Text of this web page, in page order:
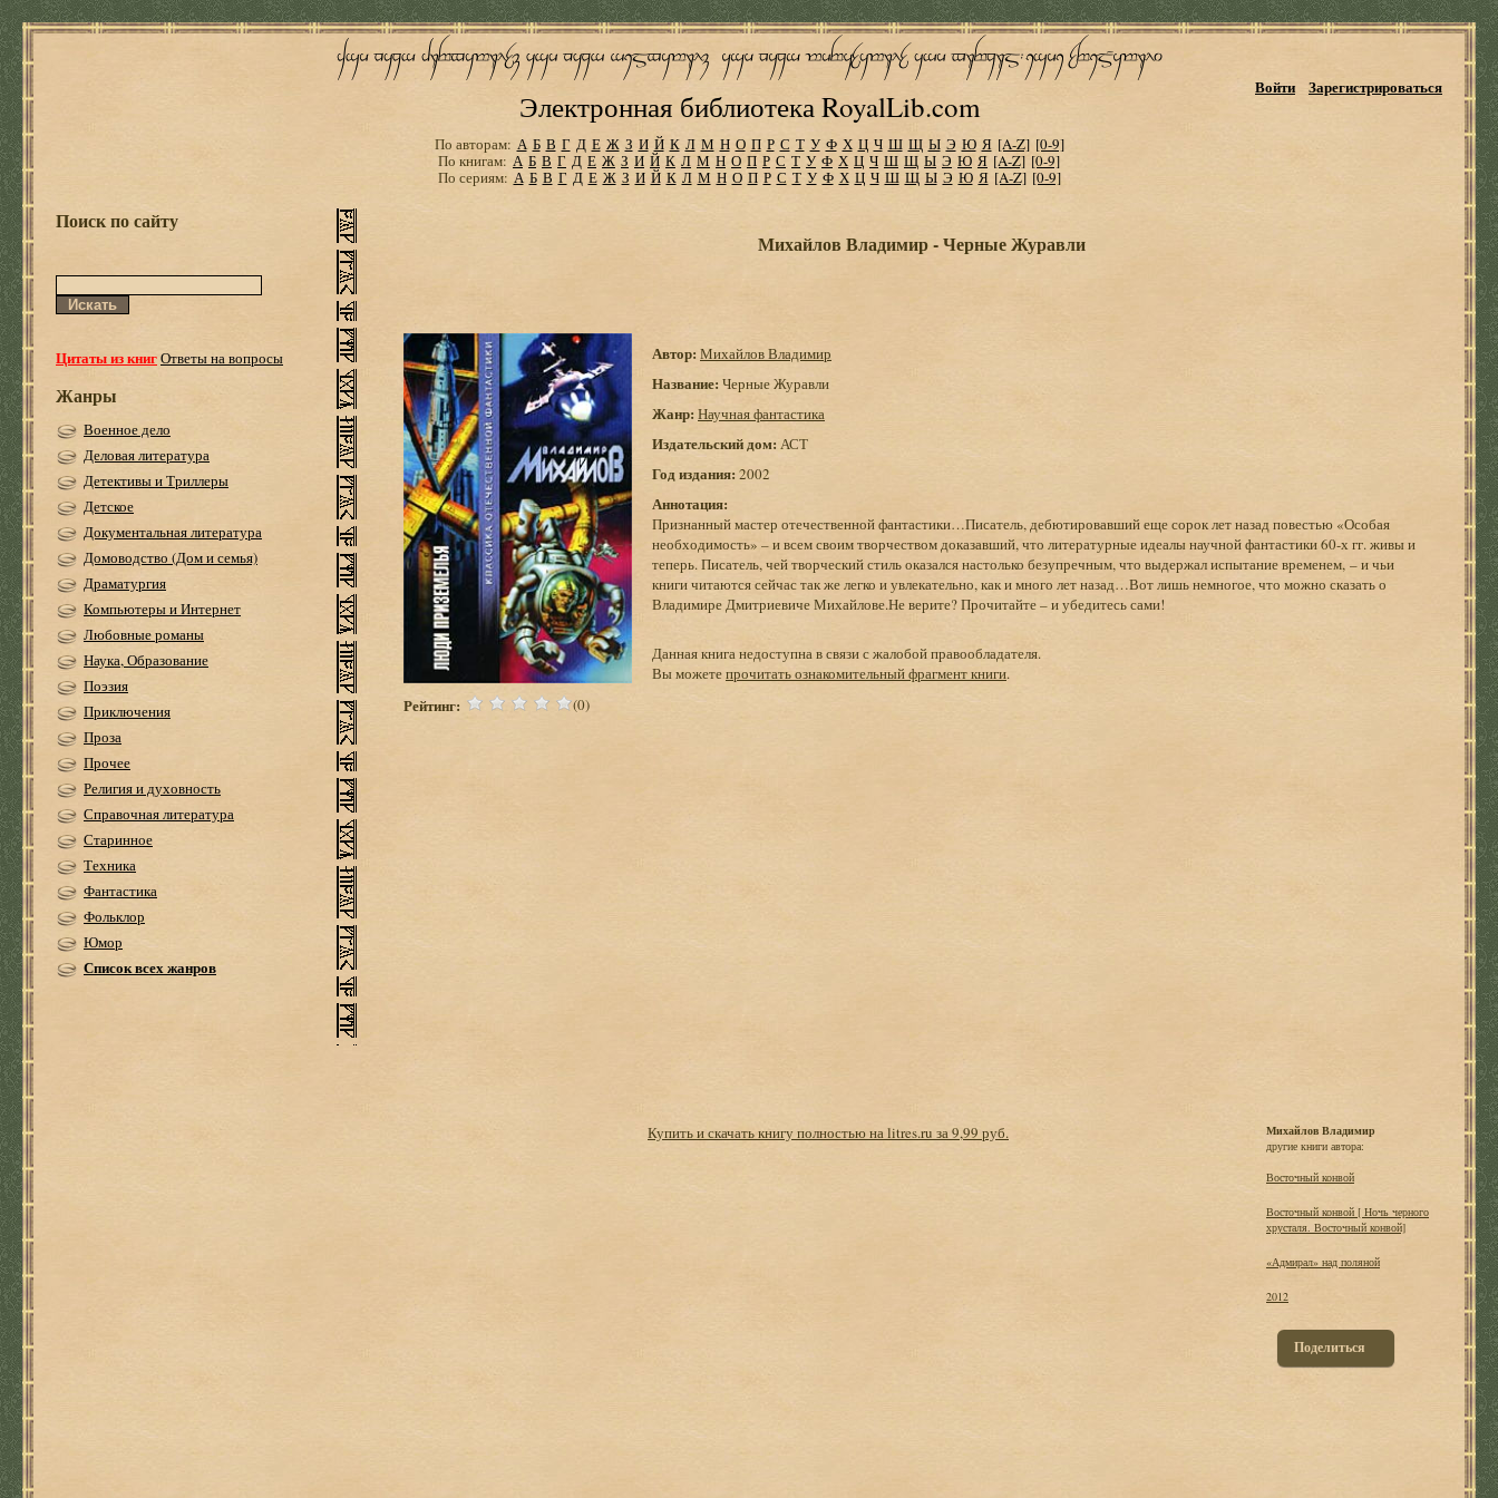
Электронная библиотека RoyalLib.com
Войти Зарегистрироваться
По авторам: А Б В Г Д Е Ж З И Й К Л М Н О П Р С Т У Ф Х Ц Ч Ш Щ Ы Э Ю Я [A-Z] [0-9]
По книгам: А Б В Г Д Е Ж З И Й К Л М Н О П Р С Т У Ф Х Ц Ч Ш Щ Ы Э Ю Я [A-Z] [0-9]
По сериям: А Б В Г Д Е Ж З И Й К Л М Н О П Р С Т У Ф Х Ц Ч Ш Щ Ы Э Ю Я [A-Z] [0-9]
Поиск по сайту
Цитаты из книгОтветы на вопросы
Жанры
Военное дело
Деловая литература
Детективы и Триллеры
Детское
Документальная литература
Домоводство (Дом и семья)
Драматургия
Компьютеры и Интернет
Любовные романы
Наука, Образование
Поэзия
Приключения
Проза
Прочее
Религия и духовность
Справочная литература
Старинное
Техника
Фантастика
Фольклор
Юмор
Список всех жанров
Михайлов Владимир - Черные Журавли
Рейтинг: (0)
Автор: Михайлов Владимир
Название: Черные Журавли
Жанр: Научная фантастика
Издательский дом: АСТ
Год издания: 2002
Аннотация:
Признанный мастер отечественной фантастики…Писатель, дебютировавший еще сорок лет назад повестью «Особая
необходимость» – и всем своим творчеством доказавший, что литературные идеалы научной фантастики 60-х гг. живы и
теперь. Писатель, чей творческий стиль оказался настолько безупречным, что выдержал испытание временем, – и чьи
книги читаются сейчас так же легко и увлекательно, как и много лет назад…Вот лишь немногое, что можно сказать о
Владимире Дмитриевиче Михайлове.Не верите? Прочитайте – и убедитесь сами!
Данная книга недоступна в связи с жалобой правообладателя.
Вы можетепрочитать ознакомительный фрагмент книги.
Купить и скачать книгу полностью на litres.ru за 9,99 руб.
Михайлов Владимир
другие книги автора:
Восточный конвой
Восточный конвой [ Ночь черного
хрусталя. Восточный конвой]
«Адмирал» над поляной
2012
Поделиться